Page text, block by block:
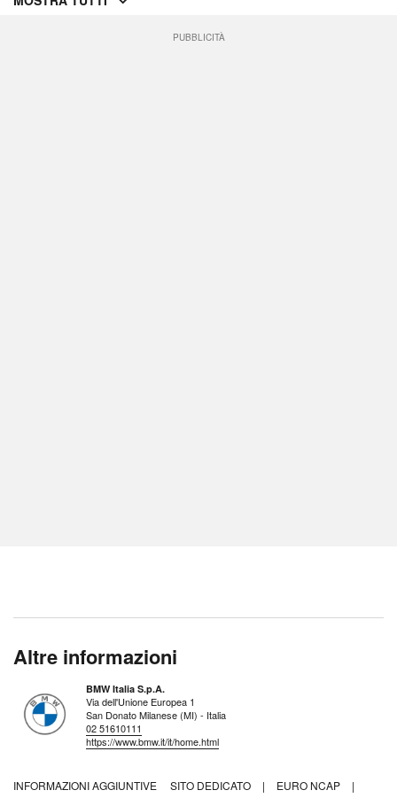
PUBBLICITÀ
Altre informazioni
BMW Italia S.p.A.
Via dell'Unione Europea 1
San Donato Milanese (MI) - Italia
02 51610111
https://www.bmw.it/it/home.html
INFORMAZIONI AGGIUNTIVE SITO DEDICATO | EURO NCAP
|